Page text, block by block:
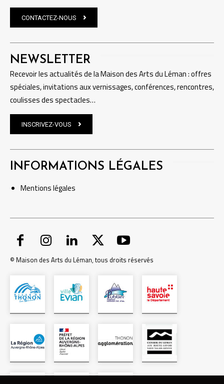
CONTACTEZ-NOUS
NEWSLETTER
Recevoir les actualités de la Maison des Arts du Léman : offres
spéciales, invitations aux vernissages, conférences, rencontres,
coulisses des spectacles…
INSCRIVEZ-VOUS
INFORMATIONS LÉGALES
Mentionslégales
© Maison des Arts du Léman, tous droits réservés